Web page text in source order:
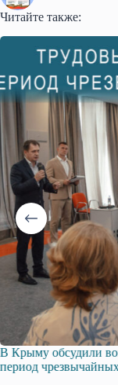
Читайте также:
В Крыму обсудили
период